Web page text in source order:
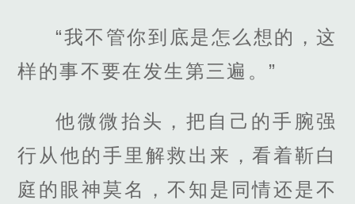
“我不管你到底是怎么想的，这
样的事不要在发生第三遍。”
他微微抬头，把自己的手腕强
行从他的手里解救出来，看着靳白
庭的眼神莫名，不知是同情还是不